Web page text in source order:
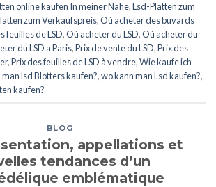
online kaufen In meiner Nähe,Lsd-Platten zum
zum Verkaufspreis,Où acheter des buvards
feuilles de LSD,Où acheter du LSD,Où acheter du
du LSD a Paris,Prix de vente du LSD,Prix des
,Prix des feuilles de LSD à vendre,Wie kaufe ich
lsd Blotters kaufen?,wo kann man Lsd kaufen?,
kaufen?
BLOG
appellations et
tendances d’un
emblématique